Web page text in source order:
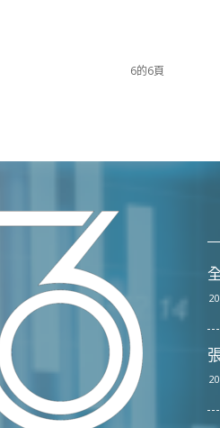
6的6頁